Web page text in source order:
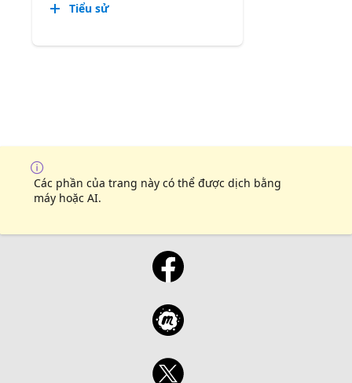
Tiểu sử
Các phần của trang này có thể được dịch bằng
máy hoặc AI.